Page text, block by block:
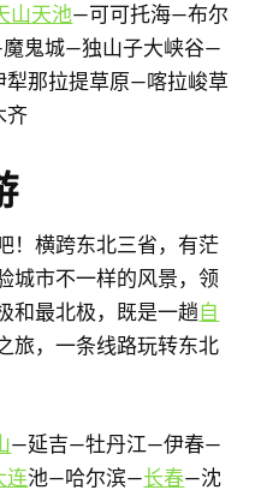
山天池—可可托海—布尔
鬼城—独山子大峡谷—
那拉提草原—喀拉峻草
齐
！横跨东北三省，有茫
城市不一样的风景，领
和最北极，既是一趟自
旅，一条线路玩转东北
—延吉—牡丹江—伊春—
连池—哈尔滨—长春—沈